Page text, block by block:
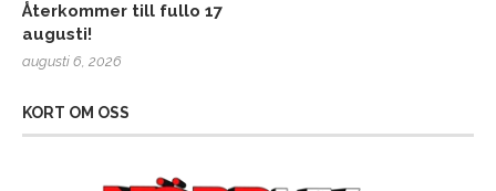
Återkommer till fullo 17
augusti!
augusti 6, 2026
KORT OM OSS